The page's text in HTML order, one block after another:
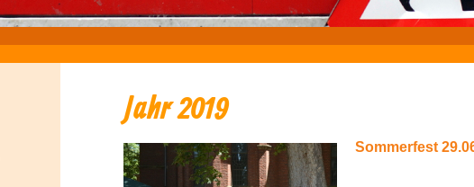
Jahr 2019
Sommerfest